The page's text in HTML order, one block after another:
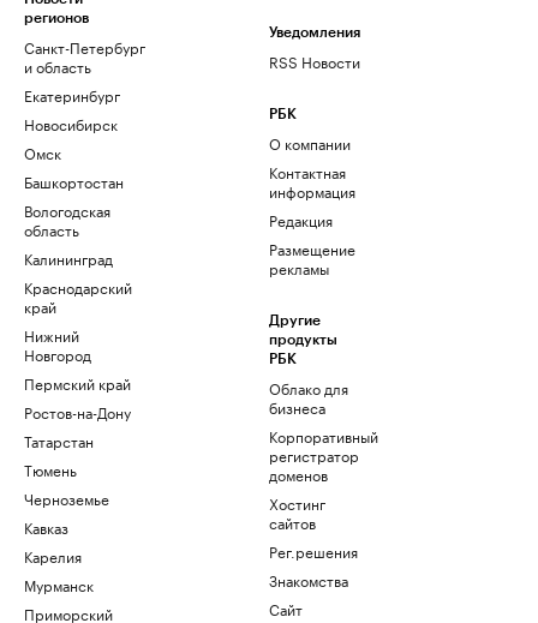
регионов
Санкт-Петербург
и область
Екатеринбург
Новосибирск
Омск
Башкортостан
Вологодская
область
Калининград
Краснодарский
край
Нижний
Новгород
Пермский край
Ростов-на-Дону
Татарстан
Тюмень
Черноземье
Кавказ
Карелия
Мурманск
Приморский
Уведомления
RSS Новости
РБК
О компании
Контактная
информация
Редакция
Размещение
рекламы
Другие
продукты
РБК
Облако для
бизнеса
Корпоративный
регистратор
доменов
Хостинг
сайтов
Рег.решения
Знакомства
Сайт